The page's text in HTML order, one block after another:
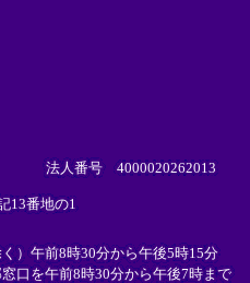
法人番号 4000020262013
13番地の1
）午前8時30分から午後5時15分
口を午前8時30分から午後7時まで